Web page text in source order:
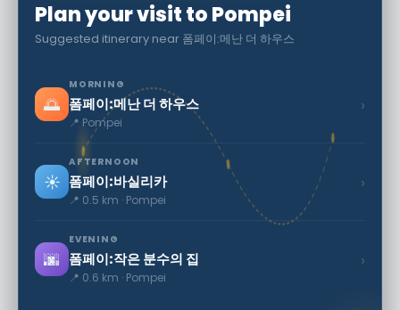
Plan your visit to Pompei
Suggested itinerary near 폼페이:메난 더 하우스
🌅
MORNING
폼페이:메난 더 하우스
📍 Pompei
›
☀️
AFTERNOON
폼페이:바실리카
📍 0.5 km · Pompei
›
🌆
EVENING
폼페이:작은 분수의 집
📍 0.6 km · Pompei
›